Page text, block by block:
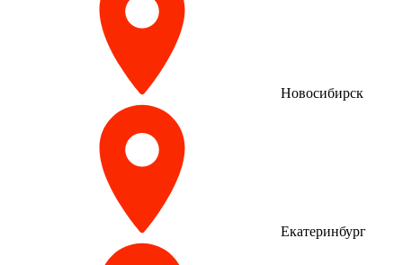
Новосибирск
Екатеринбург